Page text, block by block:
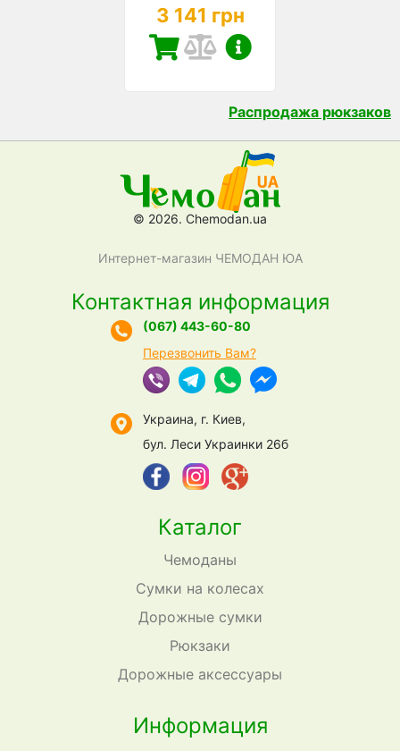
3 141 грн
Распродажа рюкзаков
© 2026. Chemodan.ua
Интернет-магазин ЧЕМОДАН ЮА
Каталог
Чемоданы
Сумки на колесах
Дорожные сумки
Рюкзаки
Дорожные аксессуары
Информация
Контактная информация
(067) 443-60-80
Перезвонить Вам?
Украина, г. Киев,
бул. Леси Украинки 26б